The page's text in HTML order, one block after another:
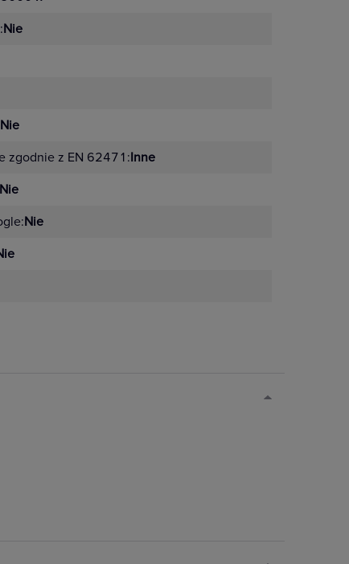
Nie
Nie
zgodnie z EN 62471:Inne
Nie
Nie